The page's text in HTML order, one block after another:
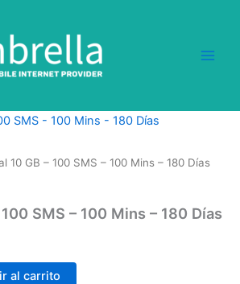
10 GB – 100 SMS – 100 Mins – 180 Días
SMS – 100 Mins – 180 Días
al carrito